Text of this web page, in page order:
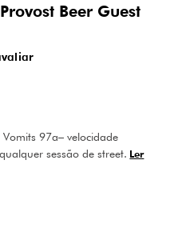
Beer Guest
Vomits 97a– velocidade
sessão de street. Ler